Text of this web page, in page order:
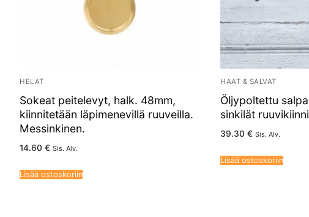
HELAT
Sokeat peitelevyt, halk. 48mm,
kiinnitetään läpimenevillä ruuveilla.
Messinkinen.
14.60 € Sis. Alv.
Lisää ostoskoriin
HAAT & SALVAT
Öljypoltettu
sinkilät
39.30 € Sis. Alv.
Lisää ostoskoriin